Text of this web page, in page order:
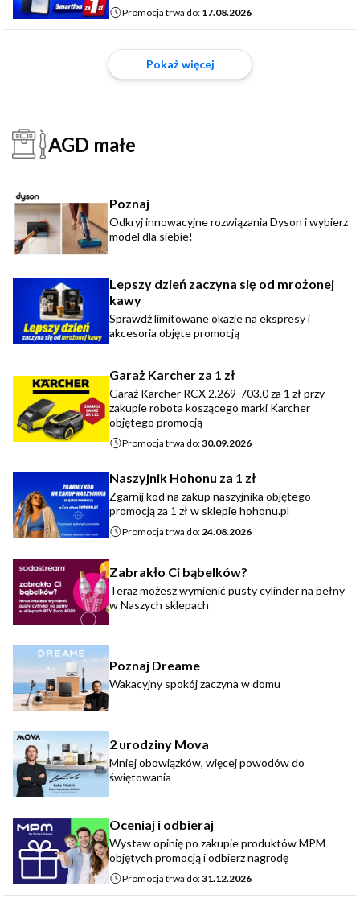
Promocja trwa do: 17.08.2026
Pokaż więcej
AGD małe
Poznaj
Odkryj innowacyjne rozwiązania Dyson i wybierz
model dla siebie!
Lepszy dzień zaczyna się od mrożonej
kawy
Sprawdź limitowane okazje na ekspresy i
akcesoria objęte promocją
Garaż Karcher za 1 zł
Garaż Karcher RCX 2.269-703.0 za 1 zł przy
zakupie robota koszącego marki Karcher
objętego promocją
Promocja trwa do:30.09.2026
Naszyjnik Hohonu za 1 zł
Zgarnij kod na zakup naszyjnika objętego
promocją za 1 zł w sklepie hohonu.pl
Promocja trwa do:24.08.2026
Zabrakło Ci bąbelków?
Teraz możesz wymienić pusty cylinder na pełny
w Naszych sklepach
Poznaj Dreame
Wakacyjny spokój zaczyna w domu
2 urodziny Mova
Mniej obowiązków, więcej powodów do
świętowania
Oceniaj i odbieraj
Wystaw opinię po zakupie produktów MPM
objętych promocją i odbierz nagrodę
Promocja trwa do:31.12.2026